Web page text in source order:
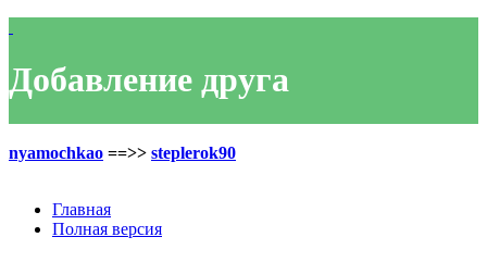
Добавление друга
nyamochkao ==>> steplerok90
Главная
Полная версия